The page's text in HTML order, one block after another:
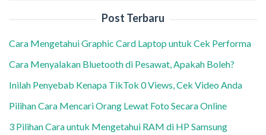
Post Terbaru
Cara Mengetahui Graphic Card Laptop untuk Cek Performa
Cara Menyalakan Bluetooth di Pesawat, Apakah Boleh?
Inilah Penyebab Kenapa TikTok 0 Views, Cek Video Anda
Pilihan Cara Mencari Orang Lewat Foto Secara Online
3 Pilihan Cara untuk Mengetahui RAM di HP Samsung